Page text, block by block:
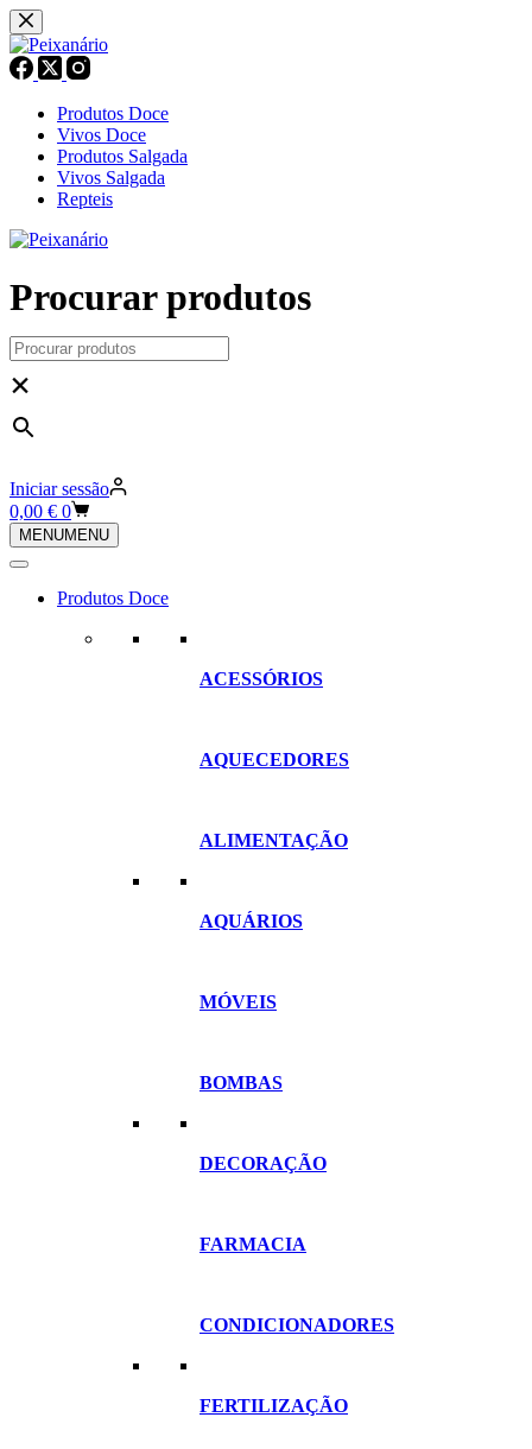
Pular
para
o
conteúdo
Produtos Doce
Vivos Doce
Produtos Salgada
Vivos Salgada
Repteis
Procurar produtos
×
Iniciar sessão
Carrinho
de
compras
0,00 € 0
MENUMENU
Produtos Doce
ACESSÓRIOS
AQUECEDORES
ALIMENTAÇÃO
AQUÁRIOS
MÓVEIS
BOMBAS
DECORAÇÃO
FARMACIA
CONDICIONADORES
FERTILIZAÇÃO